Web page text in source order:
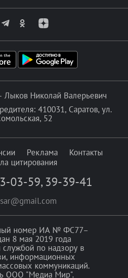
Лыков Николай Валерьевич
410031, Саратов, ул.
52
Реклама
Контакты
цитирования
03-59, 39-39-41
номер ИА № ФС77–
8 мая 2019 года
по надзору в
информационных
коммуникаций.
ООО "Медиа Мир".